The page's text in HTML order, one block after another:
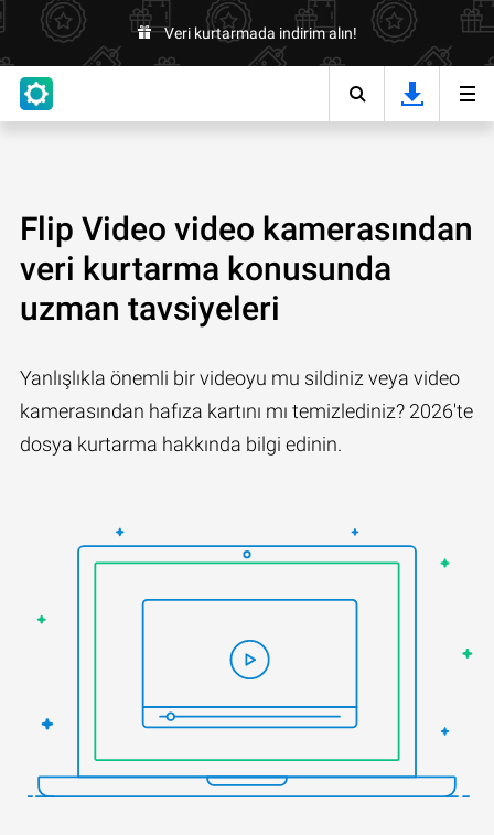
Veri kurtarmada indirim alın!
Flip Video video kamerasından
veri kurtarma konusunda
uzman tavsiyeleri
Yanlışlıkla önemli bir videoyu mu sildiniz veya video
kamerasından hafıza kartını mı temizlediniz? 2026'te
dosya kurtarma hakkında bilgi edinin.